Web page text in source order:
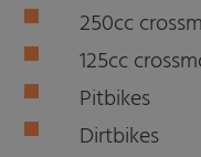
250cc
125cc
Pitbikes
Dirtbikes